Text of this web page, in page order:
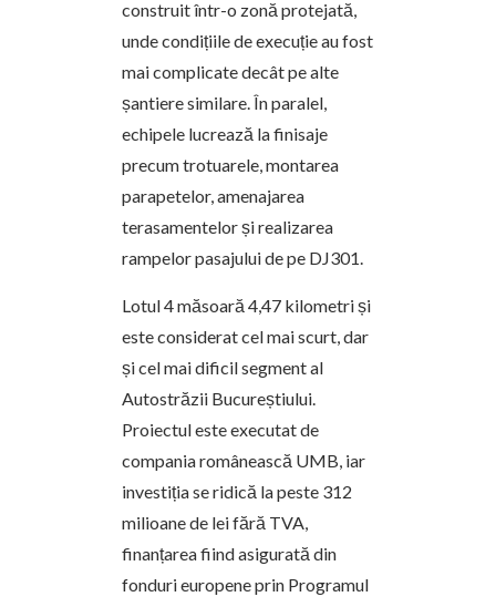
construit într-o zonă protejată,
unde condițiile de execuție au fost
mai complicate decât pe alte
șantiere similare. În paralel,
echipele lucrează la finisaje
precum trotuarele, montarea
parapetelor, amenajarea
terasamentelor și realizarea
rampelor pasajului de pe DJ301.
Lotul 4 măsoară 4,47 kilometri și
este considerat cel mai scurt, dar
și cel mai dificil segment al
Autostrăzii Bucureștiului.
Proiectul este executat de
compania românească UMB, iar
investiția se ridică la peste 312
milioane de lei fără TVA,
finanțarea fiind asigurată din
fonduri europene prin Programul